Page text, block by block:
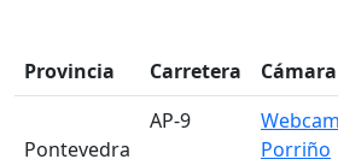
Provincia Carretera
Cámara
Pontevedra
AP-9
Porriño